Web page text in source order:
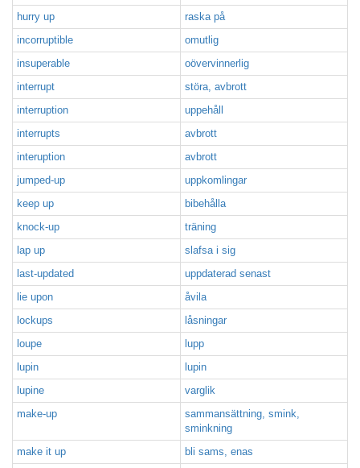
hurry up
raska på
incorruptible
omutlig
insuperable
oövervinnerlig
interrupt
störa, avbrott
interruption
uppehåll
interrupts
avbrott
interuption
avbrott
jumped-up
uppkomlingar
keep up
bibehålla
knock-up
träning
lap up
slafsa i sig
last-updated
uppdaterad senast
lie upon
åvila
lockups
låsningar
loupe
lupp
lupin
lupin
lupine
varglik
make-up
sammansättning, smink,
sminkning
make it up
bli sams, enas